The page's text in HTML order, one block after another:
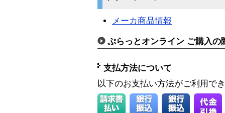
メーカ商品情報
ぷらっとオンライン ご購入の
支払方法について
以下のお支払い方法がご利用で